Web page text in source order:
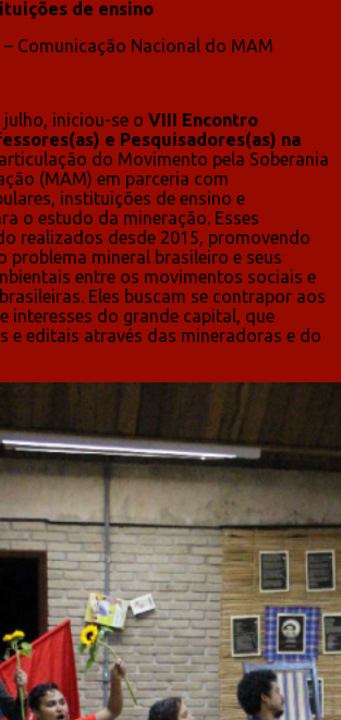
de ensino
– Comunicação Nacional do MAM
julho, iniciou-se o VIII Encontro
e Pesquisadores(as) na
do Movimento pela Soberania
(MAM) em parceria com
instituições de ensino e
o estudo da mineração. Esses
realizados desde 2015, promovendo
problema mineral brasileiro e seus
entre os movimentos sociais e
Eles buscam se contrapor aos
interesses do grande capital, que
e editais através das mineradoras e do